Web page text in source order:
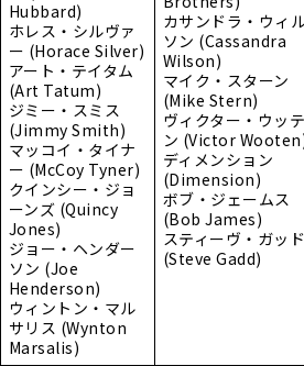
Hubbard)
ホレス・シルヴァ
ー (Horace Silver)
アート・テイタム
(Art Tatum)
ジミー・スミス
(Jimmy Smith)
マッコイ・タイナ
ー (McCoy Tyner)
クインシー・ジョ
ーンズ (Quincy
Jones)
ジョー・ヘンダー
ソン (Joe
Henderson)
ウィントン・マル
サリス (Wynton
Marsalis)
カサンドラ・ウィ
ソン (Cassandra
Wilson)
マイク・スターン
(Mike Stern)
ヴィクター・ウッテ
ン (Victor
ディメンション
(Dimension)
ボブ・ジェームス
(Bob James)
スティーヴ・ガッド
(Steve Gadd)